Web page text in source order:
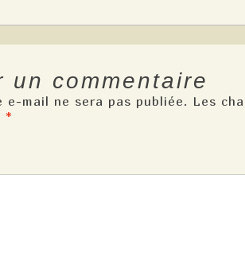
un commentaire
e-mail ne sera pas publiée. Les
*